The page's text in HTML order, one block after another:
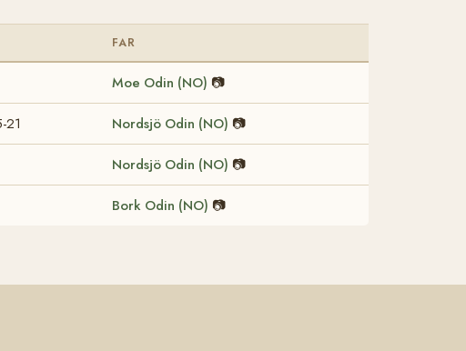
FAR
Moe Odin (NO) 📷
21 Nordsjö Odin (NO) 📷
Nordsjö Odin (NO) 📷
Bork Odin (NO) 📷